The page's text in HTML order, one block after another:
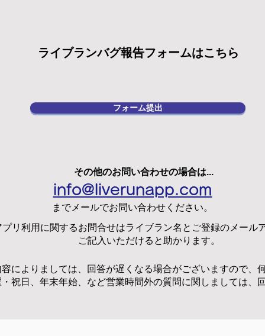
​ライブランバグ報告フォームはこちら
フォーム提出
その他のお問い合わせの場合は...
info@liverunapp.com
​までメールでお問い合わせください。
プリ利用に関するお問合せはライブラン名とご登録のメール
ご記入いただけると助かります。
によりましては、回答が遅くなる場合がございますので、
祝日、年末年始、など営業時間外の質問に関しましては、